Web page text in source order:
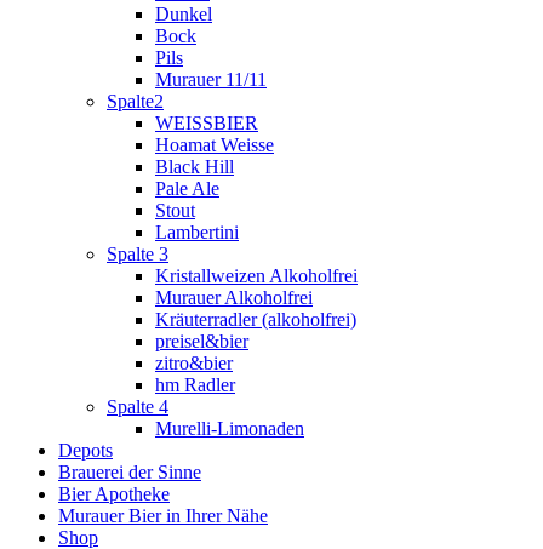
Dunkel
Bock
Pils
Murauer 11/11
Spalte2
WEISSBIER
Hoamat Weisse
Black Hill
Pale Ale
Stout
Lambertini
Spalte 3
Kristallweizen Alkoholfrei
Murauer Alkoholfrei
Kräuterradler (alkoholfrei)
preisel&bier
zitro&bier
hm Radler
Spalte 4
Murelli-Limonaden
Depots
Brauerei der Sinne
Bier Apotheke
Murauer Bier in Ihrer Nähe
Shop